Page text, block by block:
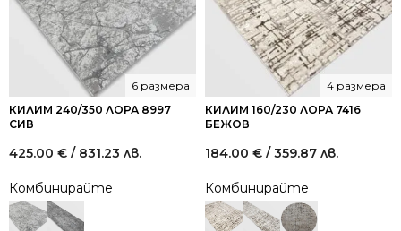
КИЛИМ 240/350 ЛОРА 8997
СИВ
6 размера
425.00 € / 831.23 лв.
Комбинирайте
КИЛИМ 160/230 ЛОРА 7416
БЕЖОВ
4 размера
184.00 € / 359.87 лв.
Комбинирайте